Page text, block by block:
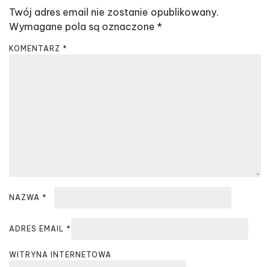
c
j
a
Twój adres email nie zostanie opublikowany.
Wymagane pola są oznaczone *
KOMENTARZ *
NAZWA *
ADRES EMAIL *
WITRYNA INTERNETOWA